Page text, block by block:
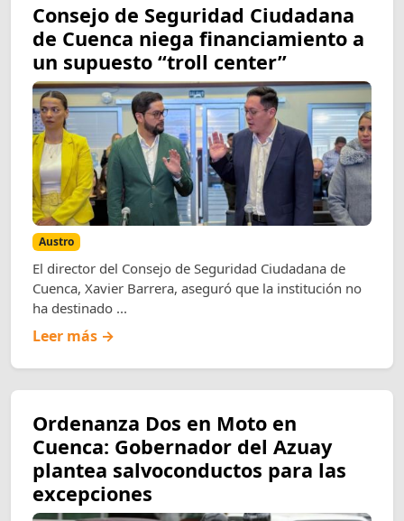
Consejo de Seguridad Ciudadana
de Cuenca niega financiamiento a
un supuesto “troll center”
Austro
El director del Consejo de Seguridad Ciudadana de
Cuenca, Xavier Barrera, aseguró que la institución no
ha destinado ...
Leer más →
Ordenanza Dos en Moto en
Cuenca: Gobernador del Azuay
plantea salvoconductos para las
excepciones